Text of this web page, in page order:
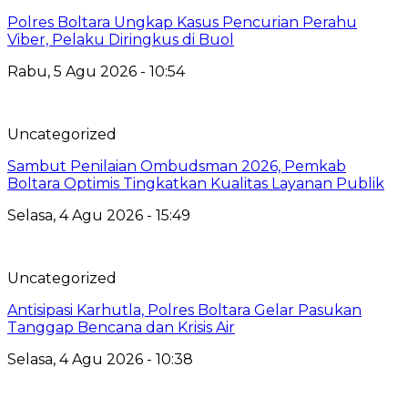
Polres Boltara Ungkap Kasus Pencurian Perahu
Viber, Pelaku Diringkus di Buol
Rabu, 5 Agu 2026 - 10:54
Uncategorized
Sambut Penilaian Ombudsman 2026, Pemkab
Boltara Optimis Tingkatkan Kualitas Layanan Publik
Selasa, 4 Agu 2026 - 15:49
Uncategorized
Antisipasi Karhutla, Polres Boltara Gelar Pasukan
Tanggap Bencana dan Krisis Air
Selasa, 4 Agu 2026 - 10:38